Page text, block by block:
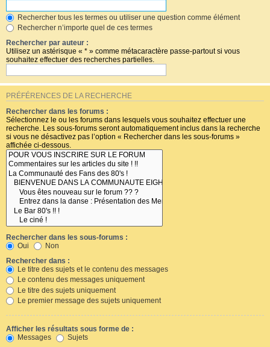
Rechercher tous les termes ou utiliser une question comme élément
Rechercher n’importe quel de ces termes
Rechercher par auteur :
Utilisez un astérisque « * » comme métacaractère passe-partout si vous
souhaitez effectuer des recherches partielles.
PRÉFÉRENCES DE LA RECHERCHE
Rechercher dans les forums :
Sélectionnez le ou les forums dans lesquels vous souhaitez effectuer une
recherche. Les sous-forums seront automatiquement inclus dans la recherche
si vous ne désactivez pas l’option « Rechercher dans les sous-forums »
affichée ci-dessous.
Rechercher dans les sous-forums :
Oui
Non
Rechercher dans :
Le titre des sujets et le contenu des messages
Le contenu des messages uniquement
Le titre des sujets uniquement
Le premier message des sujets uniquement
Afficher les résultats sous forme de :
Messages
Sujets